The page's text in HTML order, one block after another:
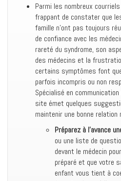
Parmi les nombreux
frappant de constater que
famille n’ont pas toujours
de confiance avec les
rareté du syndrome, son
des médecins et la
certains symptômes font
parfois incompris ou non
Spécialisé en
site émet quelques
maintenir une bonne relation
Préparez à l’avance
ou une liste de
devant le médecin
préparé et que votre
enfant vous tient à